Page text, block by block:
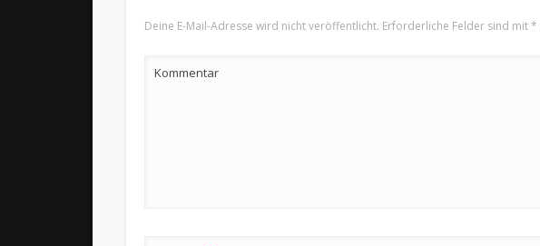
Deine E-Mail-Adresse wird nicht veröffentlicht. Erforderliche Felder sind mit*
Kommentar